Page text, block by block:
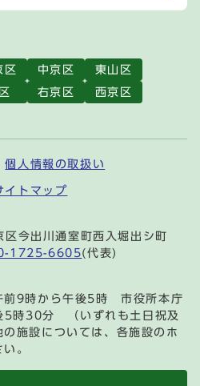
区 中京区
東山区
右京区
西京区
個人情報の取扱い
イトマップ
今出川通室町西入堀出シ町
1725-6605(代表)
前9時から午後5時 市役所本庁
5時30分 （いずれも土日祝及
施設については、各施設のホ
。